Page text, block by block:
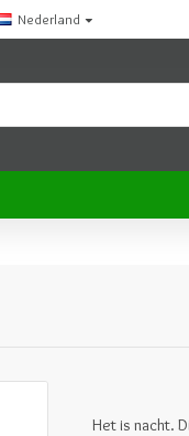
Nederland
Het is nacht.